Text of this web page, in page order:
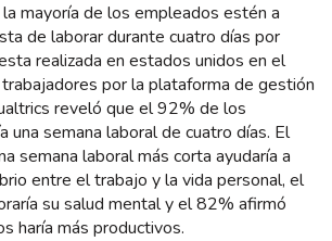
mayoría de los empleados estén a
de laborar durante cuatro días por
realizada en estados unidos en el
por la plataforma de gestión
reveló que el 92% de los
una semana laboral de cuatro días. El
semana laboral más corta ayudaría a
entre el trabajo y la vida personal, el
su salud mental y el 82% afirmó
haría más productivos.